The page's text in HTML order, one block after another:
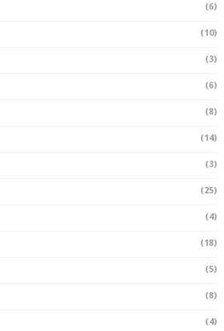
(6)
(10)
(3)
(6)
(8)
(14)
(3)
(25)
(4)
(18)
(5)
(8)
(4)